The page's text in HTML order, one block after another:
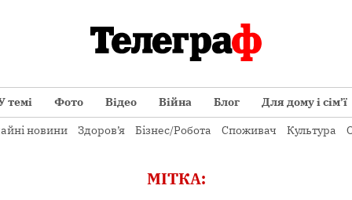
темі Фото Відео Війна Блог Для дому і сім’ї
новини Здоров’я Бізнес/Робота Споживач Культура
МІТКА: